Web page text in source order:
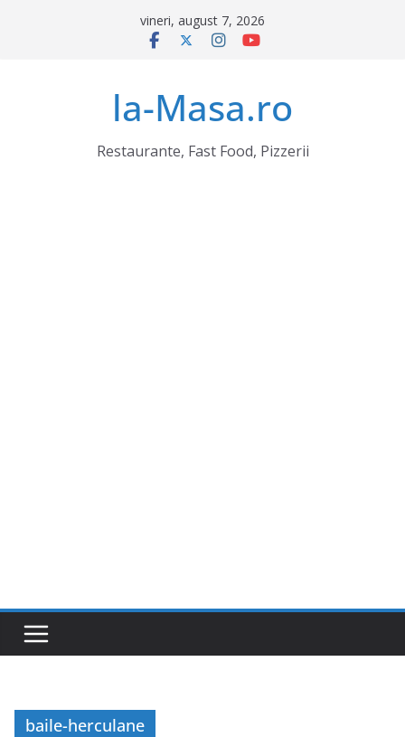
vineri, august 7, 2026
la-Masa.ro
Restaurante, Fast Food, Pizzerii
baile-herculane